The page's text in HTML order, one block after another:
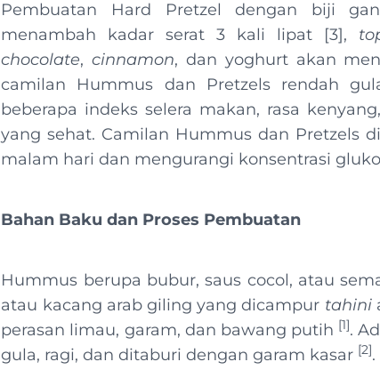
Pembuatan Hard Pretzel dengan biji
menambah kadar serat 3 kali lipat [3],
chocolate,cinnamon, dan yoghurt akan
camilan Hummus dan Pretzels rendah
beberapa indeks selera makan, rasa
yang sehat. Camilan Hummus dan Pretzels
malam hari dan mengurangi konsentrasi
Bahan Baku dan Proses Pembuatan
Hummus berupa bubur, saus cocol, atau
atau kacang arab giling yang dicampur tahini
perasan limau, garam, dan bawang putih [1].
gula, ragi, dan ditaburi dengan garam kasar [2].